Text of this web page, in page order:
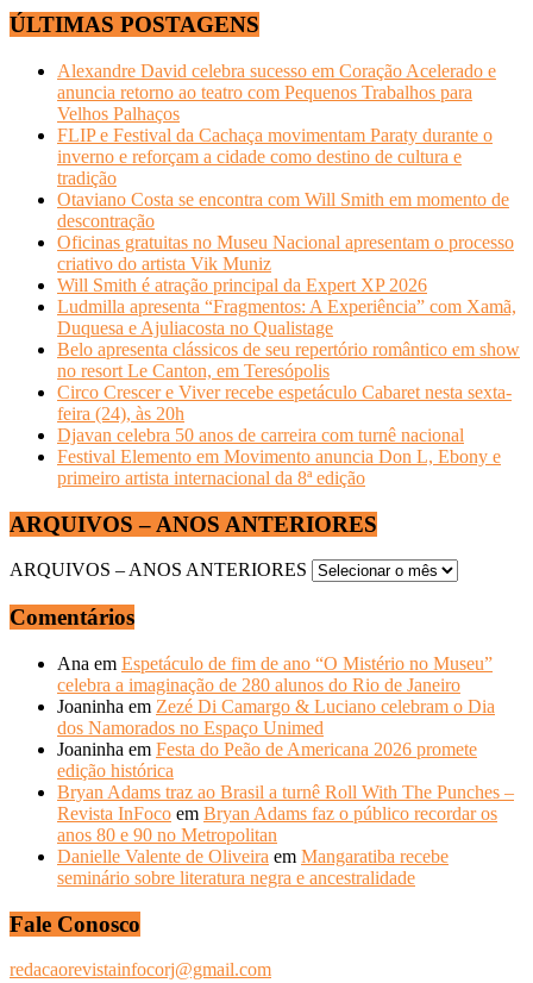
ÚLTIMAS POSTAGENS
Alexandre David celebra sucesso em Coração Acelerado e
anuncia retorno ao teatro com Pequenos Trabalhos para
Velhos Palhaços
FLIP e Festival da Cachaça movimentam Paraty durante o
inverno e reforçam a cidade como destino de cultura e
tradição
Otaviano Costa se encontra com Will Smith em momento de
descontração
Oficinas gratuitas no Museu Nacional apresentam o processo
criativo do artista Vik Muniz
Will Smith é atração principal da Expert XP 2026
Ludmilla apresenta “Fragmentos: A Experiência” com Xamã,
Duquesa e Ajuliacosta no Qualistage
Belo apresenta clássicos de seu repertório romântico em show
no resort Le Canton, em Teresópolis
Circo Crescer e Viver recebe espetáculo Cabaret nesta sexta-
feira (24), às 20h
Djavan celebra 50 anos de carreira com turnê nacional
Festival Elemento em Movimento anuncia Don L, Ebony e
primeiro artista internacional da 8ª edição
ARQUIVOS – ANOS ANTERIORES
ARQUIVOS – ANOS ANTERIORES
Comentários
Ana em Espetáculo de fim de ano “O Mistério no Museu”
celebra a imaginação de 280 alunos do Rio de Janeiro
Joaninha em Zezé Di Camargo & Luciano celebram o Dia
dos Namorados no Espaço Unimed
Joaninha em Festa do Peão de Americana 2026 promete
edição histórica
Bryan Adams traz ao Brasil a turnê Roll With The Punches –
Revista InFoco em Bryan Adams faz o público recordar os
anos 80 e 90 no Metropolitan
Danielle Valente de Oliveira em Mangaratiba recebe
seminário sobre literatura negra e ancestralidade
Fale Conosco
redacaorevistainfocorj@gmail.com